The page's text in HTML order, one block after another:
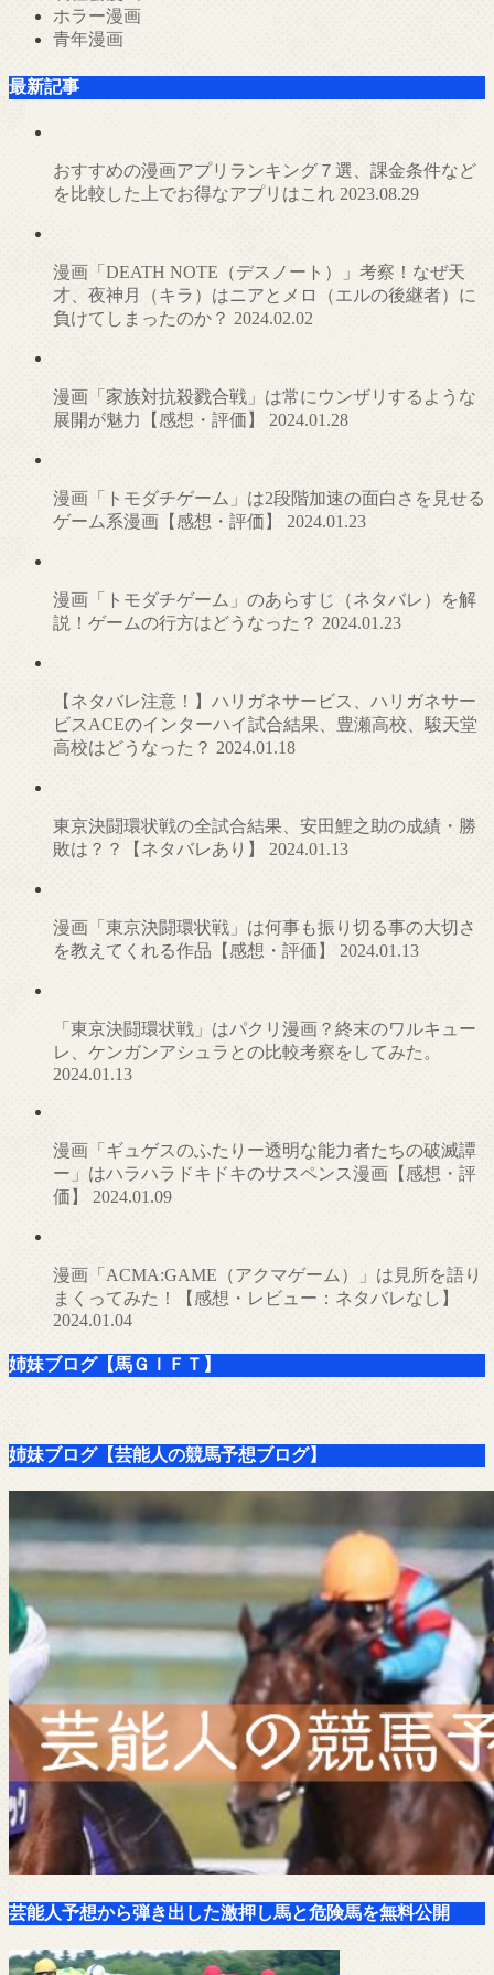
ホラー漫画
青年漫画
最新記事
おすすめの漫画アプリランキング７選、課金条件など
を比較した上でお得なアプリはこれ 2023.08.29
漫画「DEATH NOTE（デスノート）」考察！なぜ天
才、夜神月（キラ）はニアとメロ（エルの後継者）に
負けてしまったのか？ 2024.02.02
漫画「家族対抗殺戮合戦」は常にウンザリするような
展開が魅力【感想・評価】 2024.01.28
漫画「トモダチゲーム」は2段階加速の面白さを見せる
ゲーム系漫画【感想・評価】 2024.01.23
漫画「トモダチゲーム」のあらすじ（ネタバレ）を解
説！ゲームの行方はどうなった？ 2024.01.23
【ネタバレ注意！】ハリガネサービス、ハリガネサー
ビスACEのインターハイ試合結果、豊瀬高校、駿天堂
高校はどうなった？ 2024.01.18
東京決闘環状戦の全試合結果、安田鯉之助の成績・勝
敗は？？【ネタバレあり】 2024.01.13
漫画「東京決闘環状戦」は何事も振り切る事の大切さ
を教えてくれる作品【感想・評価】 2024.01.13
「東京決闘環状戦」はパクリ漫画？終末のワルキュー
レ、ケンガンアシュラとの比較考察をしてみた。
2024.01.13
漫画「ギュゲスのふたりー透明な能力者たちの破滅譚
ー」はハラハラドキドキのサスペンス漫画【感想・評
価】 2024.01.09
漫画「ACMA:GAME（アクマゲーム）」は見所を語り
まくってみた！【感想・レビュー：ネタバレなし】
2024.01.04
姉妹ブログ【馬ＧＩＦＴ】
姉妹ブログ【芸能人の競馬予想ブログ】
芸能人予想から弾き出した激押し馬と危険馬を無料公開